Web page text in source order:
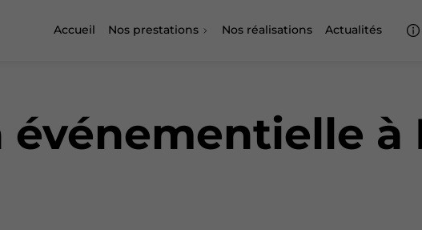
Accueil Nos prestations Nos réalisations Actualités
événementielle à